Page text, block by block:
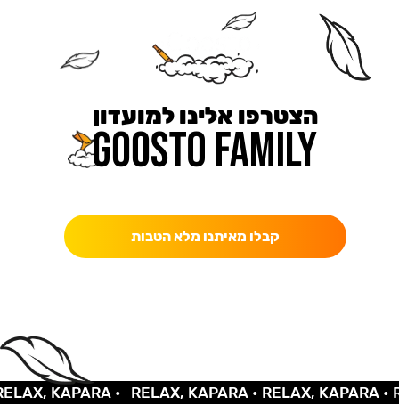
הצטרפו אלינו למועדון
קבלו מאיתנו מלא הטבות
KAPARA • RELAX, KAPARA •RELAX, KAPARA •